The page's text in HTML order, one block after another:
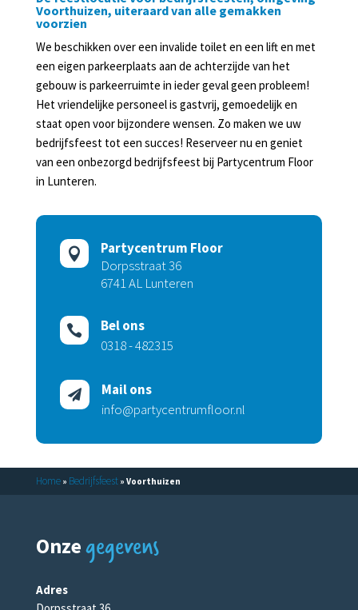
Voorthuizen, uiteraard van alle gemakken
voorzien
We beschikken over een invalide toilet en een lift en met
een eigen parkeerplaats aan de achterzijde van het
gebouw is parkeerruimte in ieder geval geen probleem!
Het vriendelijke personeel is gastvrij, gemoedelijk en
staat open voor bijzondere wensen. Zo maken we uw
bedrijfsfeest tot een succes! Reserveer nu en geniet
van een onbezorgd bedrijfsfeest bij Partycentrum Floor
in Lunteren.

Partycentrum Floor
Dorpsstraat 36
6741 AL Lunteren

Bel ons
0318 - 482315

Mail ons
info@partycentrumfloor.nl
Home» Bedrijfsfeest» Voorthuizen
Onzegegevens
Adres